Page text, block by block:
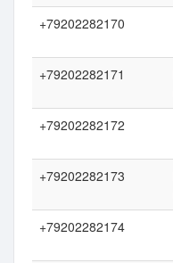
+79202282170
+79202282171
+79202282172
+79202282173
+79202282174